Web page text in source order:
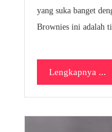
yang suka banget
Brownies ini adalah
Lengkapnya ...